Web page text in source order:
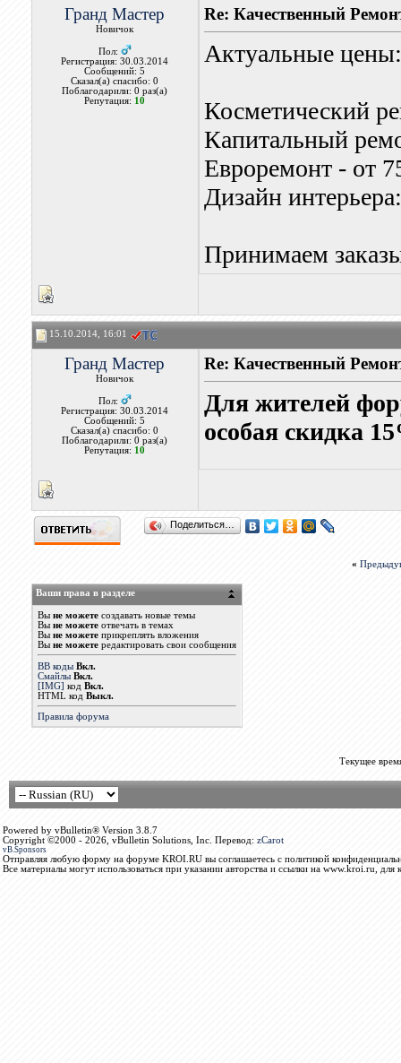
Гранд Мастер
Новичок
Пол:
Регистрация: 30.03.2014
Сообщений: 5
Сказал(а) спасибо: 0
Поблагодарили: 0 раз(а)
Репутация: 10
Re: Качественный
Актуальные цены:
Косметический
Капитальный
Евроремонт - от
Дизайн
Принимаем
15.10.2014, 16:01
Гранд Мастер
Новичок
Пол:
Регистрация: 30.03.2014
Сообщений: 5
Сказал(а) спасибо: 0
Поблагодарили: 0 раз(а)
Репутация: 10
Re: Качественный
Для жителей
особая скидка
Поделиться…
«
Ваши права в разделе
Вы не можетесоздавать новые темы
Вы не можетеотвечать в темах
Вы не можетеприкреплять вложения
Вы не можетередактировать свои сообщения
BB коды Вкл.
Смайлы Вкл.
[IMG] код Вкл.
HTML код Выкл.
Правила форума
Текущее
Powered by vBulletin® Version 3.8.7
Copyright ©2000 - 2026, vBulletin Solutions, Inc. Перевод: zCarot
vB.Sponsors
Отправляя любую форму на форуме KROI.RU вы соглашаетесь с политикой
Все материалы могут использоваться при указании авторства и ссылки на www.kroi.ru, для